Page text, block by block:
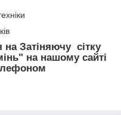
Затіняючу сітку
на нашому сайті